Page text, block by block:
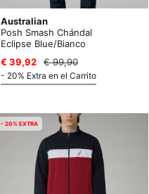
Australian
Posh Smash Chándal
Eclipse Blue/Bianco
€ 39,92
€ 99,90
- 20% Extra en el Carrito
- 20% EXTRA